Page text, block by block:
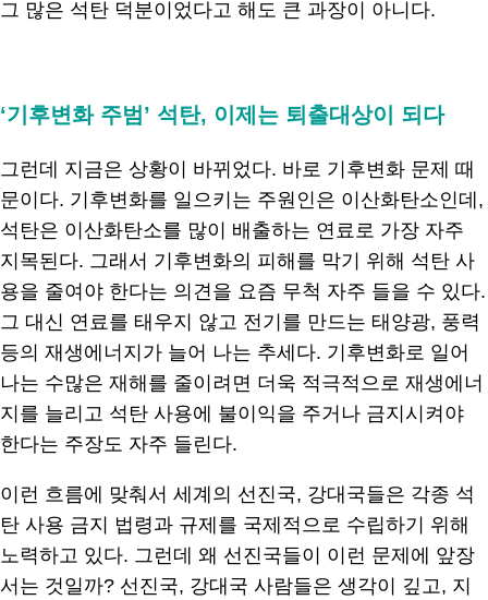
그 많은 석탄 덕분이었다고 해도 큰 과장이 아니다.
‘기후변화 주범’ 석탄, 이제는 퇴출대상이 되다
그런데 지금은 상황이 바뀌었다. 바로 기후변화 문제 때
문이다. 기후변화를 일으키는 주원인은 이산화탄소인데,
석탄은 이산화탄소를 많이 배출하는 연료로 가장 자주
지목된다. 그래서 기후변화의 피해를 막기 위해 석탄 사
용을 줄여야 한다는 의견을 요즘 무척 자주 들을 수 있다.
그 대신 연료를 태우지 않고 전기를 만드는 태양광, 풍력
등의 재생에너지가 늘어 나는 추세다. 기후변화로 일어
나는 수많은 재해를 줄이려면 더욱 적극적으로 재생에너
지를 늘리고 석탄 사용에 불이익을 주거나 금지시켜야
한다는 주장도 자주 들린다.
이런 흐름에 맞춰서 세계의 선진국, 강대국들은 각종 석
탄 사용 금지 법령과 규제를 국제적으로 수립하기 위해
노력하고 있다. 그런데 왜 선진국들이 이런 문제에 앞장
서는 것일까? 선진국, 강대국 사람들은 생각이 깊고, 지